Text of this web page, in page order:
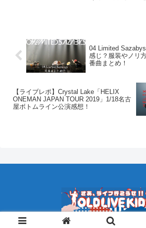
04 Limited
感じ？服装やノリ
番曲まとめ！
【ライブレポ】Crystal Lake「HELIX
ONEMAN JAPAN TOUR 2019」1/18名古
屋ボトムライン公演感想！
Copyright © 2018 オールドライブキッズ